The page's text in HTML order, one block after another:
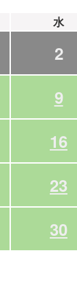
水
2
9
16
23
30